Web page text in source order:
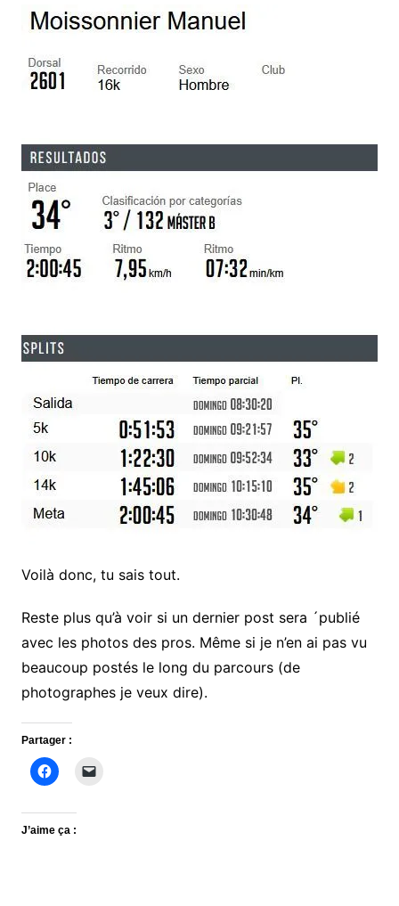
Voilà donc, tu sais tout.
Reste plus qu’à voir si un dernier post sera ´publié
avec les photos des pros. Même si je n’en ai pas vu
beaucoup postés le long du parcours (de
photographes je veux dire).
Partager :
J’aime ça :